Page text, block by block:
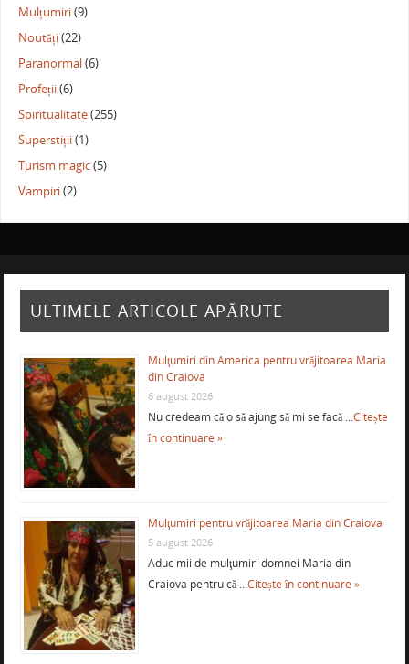
Mulțumiri(9)
Noutăți(22)
Paranormal(6)
Profeții(6)
Spiritualitate(255)
Superstiții(1)
Turism magic(5)
Vampiri(2)
ULTIMELE ARTICOLE APĂRUTE
Mulţumiri din America pentru vrăjitoarea Maria
din Craiova
6 august 2026
Nu credeam că o să ajung să mi se facă …Citește
în continuare »
Mulţumiri pentru vrăjitoarea Maria din Craiova
5 august 2026
Aduc mii de mulţumiri domnei Maria din
Craiova pentru că …Citește în continuare »